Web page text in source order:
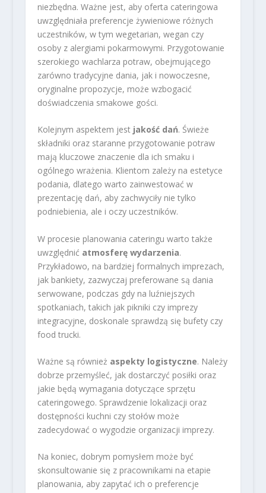
niezbędna. Ważne jest, aby oferta cateringowa
uwzględniała preferencje żywieniowe różnych
uczestników, w tym wegetarian, wegan czy
osoby z alergiami pokarmowymi. Przygotowanie
szerokiego wachlarza potraw, obejmującego
zarówno tradycyjne dania, jak i nowoczesne,
oryginalne propozycje, może wzbogacić
doświadczenia smakowe gości.
Kolejnym aspektem jest jakość dań. Świeże
składniki oraz staranne przygotowanie potraw
mają kluczowe znaczenie dla ich smaku i
ogólnego wrażenia. Klientom zależy na estetyce
podania, dlatego warto zainwestować w
prezentację dań, aby zachwyciły nie tylko
podniebienia, ale i oczy uczestników.
W procesie planowania cateringu warto także
uwzględnić atmosferę wydarzenia.
Przykładowo, na bardziej formalnych imprezach,
jak bankiety, zazwyczaj preferowane są dania
serwowane, podczas gdy na luźniejszych
spotkaniach, takich jak pikniki czy imprezy
integracyjne, doskonale sprawdzą się bufety czy
food trucki.
Ważne są również aspekty logistyczne. Należy
dobrze przemyśleć, jak dostarczyć posiłki oraz
jakie będą wymagania dotyczące sprzętu
cateringowego. Sprawdzenie lokalizacji oraz
dostępności kuchni czy stołów może
zadecydować o wygodzie organizacji imprezy.
Na koniec, dobrym pomysłem może być
skonsultowanie się z pracownikami na etapie
planowania, aby zapytać ich o preferencje